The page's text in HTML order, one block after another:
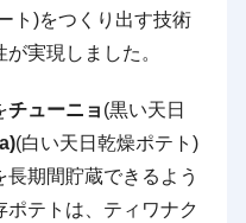
ト)をつくり出す技術
実現しました。
チューニョ (黒い天日
(白い天日乾燥ポテト)
期間貯蔵できるよう
テトは、ティワナク